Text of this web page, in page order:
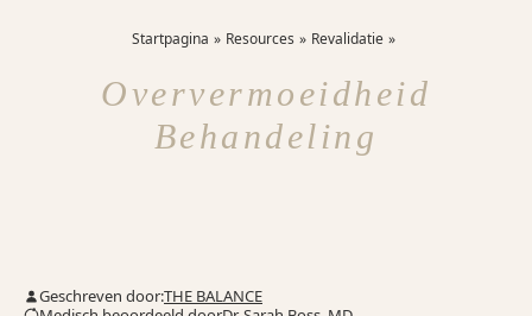
Startpagina Resources Revalidatie
Oververmoeidheid
Behandeling
Geschreven door:THE BALANCE